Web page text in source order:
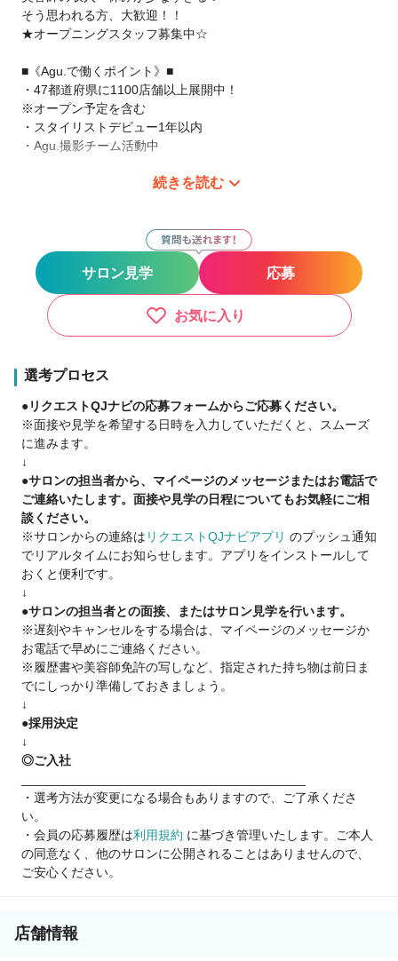
そう思われる方、大歓迎！！
★オープニングスタッフ募集中☆
■《Agu.で働くポイント》■
・47都道府県に1100店舗以上展開中！
※オープン予定を含む
・スタイリストデビュー1年以内
・Agu.撮影チーム活動中
サロン見学だけでというのでもOKです。
現在、日本全国（47都道府県）にAgu.は展開中です。
あなたの働きたい場所で、やりたい働き方を!
【○○したい！がAgu.ならできます！！】
●バリバリ派
・都会で美容師として活躍したい！
・地元に帰って美容師として活躍したい！
・子供を保育園などに預けている間だけ働きたい♪
●ゆったり派
・美容師をしながらも夢を実現したい♪
・17時退社で夕方から友達と遊びたい♪
などなど
■《スタイリストデビューした後は》■
・歩合率55％～65％
・報酬は嬉しい【日払い】
・Agu.では副業・WワークもOK!!
・フランチャイズ制度
・Agu.独自の確定申告システムを使えます。
困った時には税理士サポートを受けられます！
■《フリーランス(業務委託)は不安という方へ》■
14年で1100店舗以上拡大をさせて頂いているのは
・新規集客力(お客様からの信頼)
・働きやすさ(4700名以上の美容師さんからの信頼)
がAgu.にはあるからです。
Agu.は今までの実績があるのでご安心下さい。
ご興味を少しでも持って頂けましたら、
ご応募下さい。
続きを読む
サロン見学 応募
お気に入り
選考プロセス
●リクエストQJナビの応募フォームからご応募ください。
※面接や見学を希望する日時を入力していただくと、スムーズ
に進みます。
↓
●サロンの担当者から、マイページのメッセージまたはお電話で
ご連絡いたします。面接や見学の日程についてもお気軽にご相
談ください。
※サロンからの連絡は リクエストQJナビアプリ のプッシュ通知
でリアルタイムにお知らせします。アプリをインストールして
おくと便利です。
↓
●サロンの担当者との面接、またはサロン見学を行います。
※遅刻やキャンセルをする場合は、マイページのメッセージか
お電話で早めにご連絡ください。
※履歴書や美容師免許の写しなど、指定された持ち物は前日ま
でにしっかり準備しておきましょう。
↓
●採用決定
↓
◎ご入社
・選考方法が変更になる場合もありますので、ご了承くださ
い。
・会員の応募履歴は利用規約 に基づき管理いたします。ご本人
の同意なく、他のサロンに公開されることはありませんので、
ご安心ください。
店舗情報